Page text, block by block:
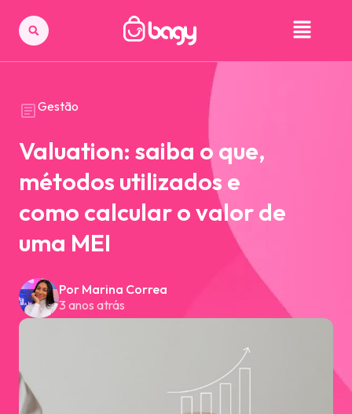
Gestão
Valuation: saiba o que,
métodos utilizados e
como calcular o valor de
uma MEI
Por Marina Correa
3 anos atrás